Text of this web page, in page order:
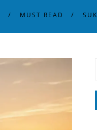
MUST READ